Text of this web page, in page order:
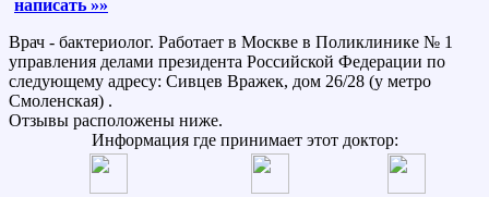
написать »»
Врач - бактериолог. Работает в Москве в Поликлинике № 1
управления делами президента Российской Федерации по
следующему адресу: Сивцев Вражек, дом 26/28 (у метро
Смоленская) .
Отзывы расположены ниже.
Информация где принимает этот доктор: